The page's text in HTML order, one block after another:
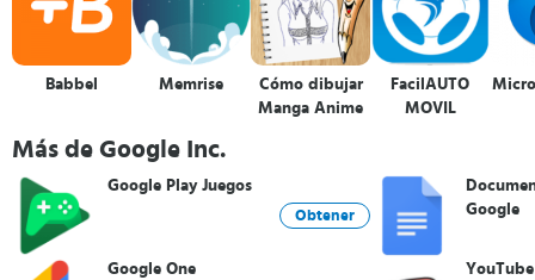
Babbel Memrise
Cómo dibujar
Manga Anime
FacilAUTO
MOVIL
Más de Google Inc.
Google Play Juegos
Obtener
Google One
Google